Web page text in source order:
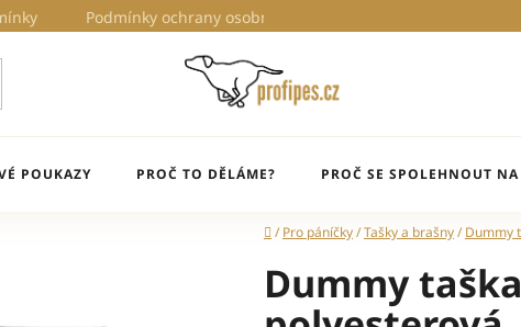
Podmínky ochrany osobních údajů
POUKAZY PROČ TO DĚLÁME? PROČ SE SPOLEHNOUT
Domů
/ Pro páníčky/Tašky a brašny/ Dummy
Dummy